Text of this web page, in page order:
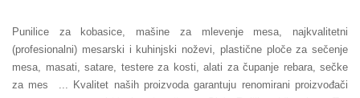
Punilice za kobasice, mašine za mlevenje mesa, najkvalitetni
(profesionalni) mesarski i kuhinjski noževi, plastične ploče za sečenje
mesa, masati, satare, testere za kosti, alati za čupanje rebara, sečke
za mes ... Kvalitet naših proizvoda garantuju renomirani proizvođači